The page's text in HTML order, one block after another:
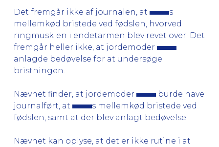
Det fremgår ikke af journalen, at
s
mellemkød bristede ved fødslen, hvorved
ringmusklen i endetarmen blev revet over. Det
fremgår heller ikke, at jordemoder
anlagde bedøvelse for at undersøge
bristningen.
Nævnet finder, at jordemoder
burde have
journalført, at
s mellemkød bristede ved
fødslen, samt at der blev anlagt bedøvelse.
Nævnet kan oplyse, at det er ikke rutine i at